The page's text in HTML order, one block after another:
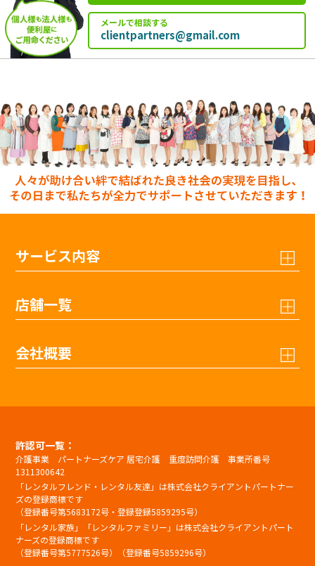
メールで相談する
clientpartners@gmail.com
サービス内容
店舗一覧
会社概要
許認可一覧：
介護事業 パートナーズケア 居宅介護 重度訪問介護 事業所番号
1311300642
「レンタルフレンド・レンタル友達」は株式会社クライアントパートナー
ズの登録商標です
（登録番号第5683172号・登録登録5859295号）
「レンタル家族」「レンタルファミリー」は株式会社クライアントパート
ナーズの登録商標です
（登録番号第5777526号）（登録番号5859296号）